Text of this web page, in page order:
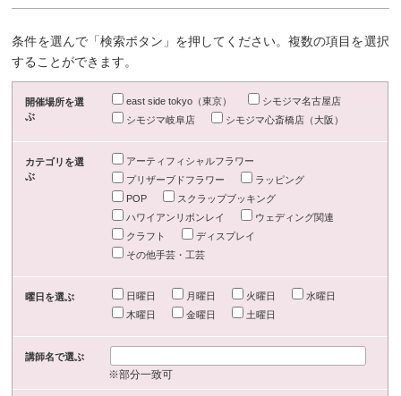
条件を選んで「検索ボタン」を押してください。複数の項目を選択
することができます。
開催場所を選
ぶ
east side tokyo（東京）
シモジマ名古屋店
シモジマ岐阜店
シモジマ心斎橋店（大阪）
カテゴリを選
ぶ
アーティフィシャルフラワー
プリザーブドフラワー
ラッピング
POP
スクラップブッキング
ハワイアンリボンレイ
ウェディング関連
クラフト
ディスプレイ
その他手芸・工芸
曜日を選ぶ 日曜日 月曜日 火曜日
水曜日
木曜日
金曜日 土曜日
講師名で選ぶ
※部分一致可